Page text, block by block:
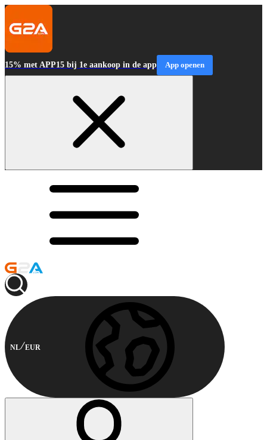
15% met APP15 bij 1e aankoop in de app App openen
NL EUR